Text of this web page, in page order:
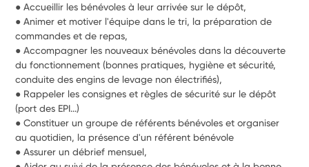
● Accueillir les bénévoles à leur arrivée sur le dépôt,
● Animer et motiver l'équipe dans le tri, la préparation de
commandes et de repas,
● Accompagner les nouveaux bénévoles dans la découverte
du fonctionnement (bonnes pratiques, hygiène et sécurité,
conduite des engins de levage non électrifiés),
● Rappeler les consignes et règles de sécurité sur le dépôt
(port des EPI...)
● Constituer un groupe de référents bénévoles et organiser
au quotidien, la présence d'un référent bénévole
● Assurer un débrief mensuel,